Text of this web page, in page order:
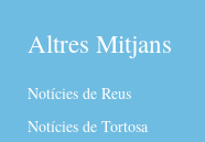
Altres Mitjans
Notícies de Reus
Notícies de Tortosa